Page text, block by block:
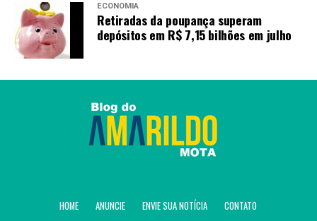
ECONOMIA
Retiradas da poupança superam
depósitos em R$ 7,15 bilhões em julho
HOME ANUNCIE ENVIE SUA NOTÍCIA CONTATO